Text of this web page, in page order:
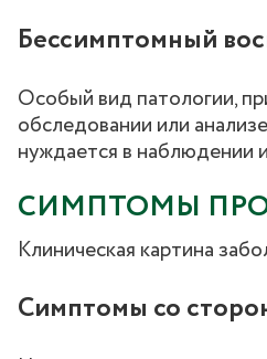
Бессимптомный
Особый вид патологии,
обследовании или
нуждается в наблюдении
СИМПТОМЫ
Клиническая картина
Симптомы со